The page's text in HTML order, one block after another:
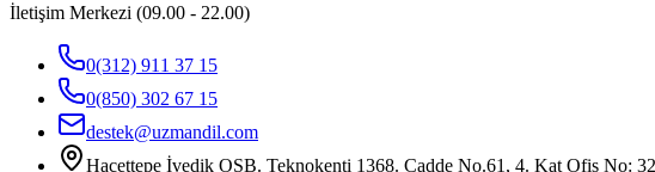
İletişim Merkezi (09.00 - 22.00)
0(312) 911 37 15
0(850) 302 67 15
destek@uzmandil.com
Hacettepe İvedik OSB. Teknokenti 1368. Cadde No.61, 4. Kat Ofis No: